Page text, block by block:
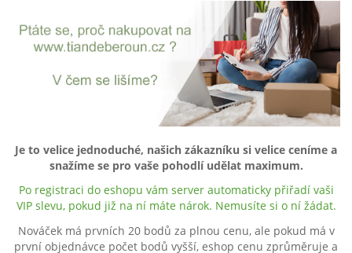
Je to velice jednoduché, našich zákazníku si velice ceníme a
snažíme se pro vaše pohodlí udělat maximum.
Po registraci do eshopu vám server automaticky přiřadí vaši
VIP slevu, pokud již na ní máte nárok. Nemusíte si o ní žádat.
Nováček má prvních 20 bodů za plnou cenu, ale pokud má v
první objednávce počet bodů vyšší, eshop cenu zprůměruje a